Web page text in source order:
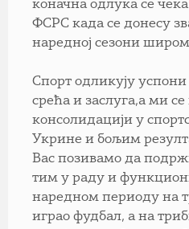
коначна одлука се
ФСРС када се донесу
наредној сезони
Спорт одликују
срећа и заслуга,а ми
консолидацији у
Укрине и бољим
Вас позивамо да
тим у раду и
наредном периоду на
играо фудбал, а на